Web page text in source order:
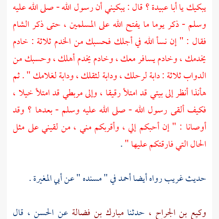
يبكيك ياأبا عبيدة؟ قال : يبكيني أن رسول الله - صلى الله عليه
وسلم - ذكر يوما ما يفتح الله على المسلمين ، حتى ذكرالشام
فقال : " إن نسأ الله في أجلك فحسبك من الخدم ثلاثة : خادم
يخدمك ، وخادم يسافر معك ، وخادم يخدم أهلك ، وحسبك من
الدواب ثلاثة : دابة لرحلك ، ودابة لثقلك ، ودابة لغلامك " . ثم
هأنذا أنظر إلى بيتي قد امتلأ رقيقا ، وإلى مربطي قد امتلأ خيلا ،
فكيف ألقى رسول الله - صلى الله عليه وسلم - بعدها ؟ وقد
أوصانا : " إن أحبكم إلي ، وأقربكم مني ، من لقيني على مثل
الحال التي فارقتكم عليها ".
حديث غريب رواه أيضاأحمدفي " مسنده " عنأبي المغيرة.
وكيع بن الجراح ، حدثنامبارك بن فضالة عن الحسن ، قال